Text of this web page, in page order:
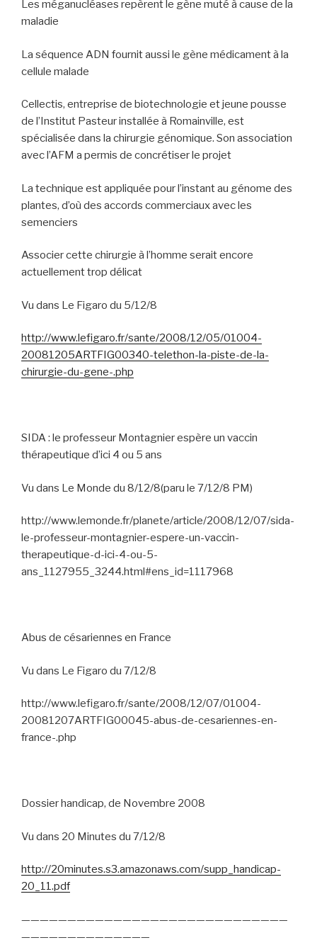
Les méganucléases repèrent le gène muté à cause de la
maladie
La séquence ADN fournit aussi le gène médicament à la
cellule malade
Cellectis, entreprise de biotechnologie et jeune pousse
de l’Institut Pasteur installée à Romainville, est
spécialisée dans la chirurgie génomique. Son association
avec l’AFM a permis de concrétiser le projet
La technique est appliquée pour l’instant au génome des
plantes, d’où des accords commerciaux avec les
semenciers
Associer cette chirurgie à l’homme serait encore
actuellement trop délicat
Vu dans Le Figaro du 5/12/8
http://www.lefigaro.fr/sante/2008/12/05/01004-
20081205ARTFIG00340-telethon-la-piste-de-la-
chirurgie-du-gene-.php
SIDA : le professeur Montagnier espère un vaccin
thérapeutique d’ici 4 ou 5 ans
Vu dans Le Monde du 8/12/8(paru le 7/12/8 PM)
http://www.lemonde.fr/planete/article/2008/12/07/sida-
le-professeur-montagnier-espere-un-vaccin-
therapeutique-d-ici-4-ou-5-
ans_1127955_3244.html#ens_id=1117968
Abus de césariennes en France
Vu dans Le Figaro du 7/12/8
http://www.lefigaro.fr/sante/2008/12/07/01004-
20081207ARTFIG00045-abus-de-cesariennes-en-
france-.php
Dossier handicap, de Novembre 2008
Vu dans 20 Minutes du 7/12/8
http://20minutes.s3.amazonaws.com/supp_handicap-
20_11.pdf
—————————————————————————————
——————————————